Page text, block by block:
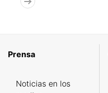
Prensa
Noticias en los